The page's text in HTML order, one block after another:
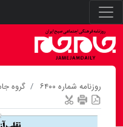
روزنامه شماره ۶۴۰۰ گروه